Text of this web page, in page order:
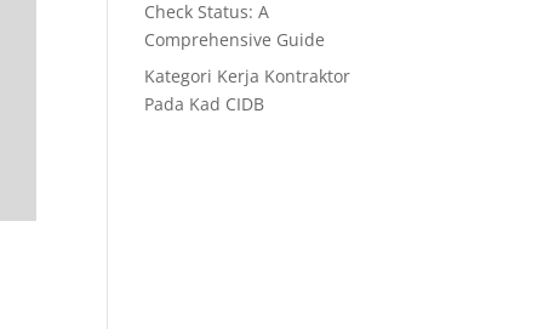
Check Status: A
Comprehensive Guide
Kategori Kerja Kontraktor
Pada Kad CIDB